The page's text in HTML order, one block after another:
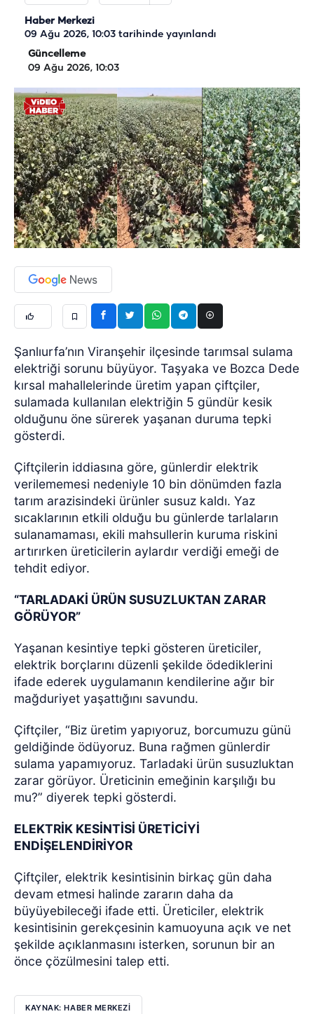
Haber Merkezi
09 Ağu 2026, 10:03 tarihinde yayınlandı
Güncelleme
09 Ağu 2026, 10:03
Şanlıurfa’nın Viranşehir ilçesinde tarımsal sulama
elektriği sorunu büyüyor. Taşyaka ve Bozca Dede
kırsal mahallelerinde üretim yapan çiftçiler,
sulamada kullanılan elektriğin 5 gündür kesik
olduğunu öne sürerek yaşanan duruma tepki
gösterdi.
Çiftçilerin iddiasına göre, günlerdir elektrik
verilememesi nedeniyle 10 bin dönümden fazla
tarım arazisindeki ürünler susuz kaldı. Yaz
sıcaklarının etkili olduğu bu günlerde tarlaların
sulanamaması, ekili mahsullerin kuruma riskini
artırırken üreticilerin aylardır verdiği emeği de
tehdit ediyor.
“TARLADAKİ ÜRÜN SUSUZLUKTAN ZARAR
GÖRÜYOR”
Yaşanan kesintiye tepki gösteren üreticiler,
elektrik borçlarını düzenli şekilde ödediklerini
ifade ederek uygulamanın kendilerine ağır bir
mağduriyet yaşattığını savundu.
Çiftçiler, “Biz üretim yapıyoruz, borcumuzu günü
geldiğinde ödüyoruz. Buna rağmen günlerdir
sulama yapamıyoruz. Tarladaki ürün susuzluktan
zarar görüyor. Üreticinin emeğinin karşılığı bu
mu?” diyerek tepki gösterdi.
ELEKTRİK KESİNTİSİ ÜRETİCİYİ
ENDİŞELENDİRİYOR
Çiftçiler, elektrik kesintisinin birkaç gün daha
devam etmesi halinde zararın daha da
büyüyebileceği ifade etti. Üreticiler, elektrik
kesintisinin gerekçesinin kamuoyuna açık ve net
şekilde açıklanmasını isterken, sorunun bir an
önce çözülmesini talep etti.
KAYNAK: HABER MERKEZİ